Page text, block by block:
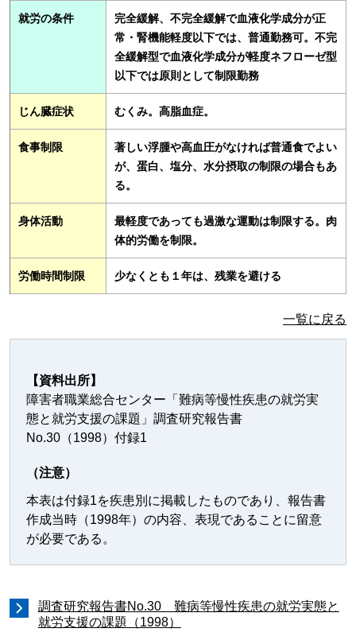
就労の条件
完全緩解、不完全緩解で血液化学成分が正
常・腎機能軽度以下では、普通勤務可。不完
全緩解型で血液化学成分が軽度ネフローゼ型
以下では原則として制限勤務
じん臓症状 むくみ。高脂血症。
食事制限
著しい浮腫や高血圧がなければ普通食でよい
が、蛋白、塩分、水分摂取の制限の場合もあ
る。
身体活動
最軽度であっても過激な運動は制限する。肉
体的労働を制限。
労働時間制限 少なくとも１年は、残業を避ける
一覧に戻る
【資料出所】
障害者職業総合センター「難病等慢性疾患の就労実
態と就労支援の課題」調査研究報告書
No.30（1998）付録1
（注意）
本表は付録1を疾患別に掲載したものであり、報告書
作成当時（1998年）の内容、表現であることに留意
が必要である。
調査研究報告書No.30 難病等慢性疾患の就労実態と
就労支援の課題（1998）